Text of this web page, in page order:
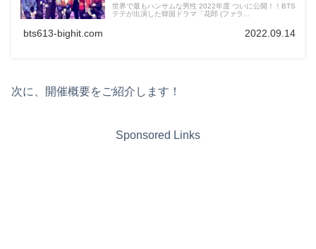
世界で最もハンサムな男性 2022年度 ついに公開！！BTS
テテが出演した韓国ドラマ「花郎 (ファラ...
bts613-bighit.com 2022.09.14
次に、開催概要をご紹介します！
Sponsored Links